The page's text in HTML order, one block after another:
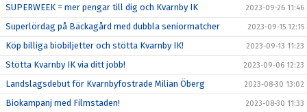
SUPERWEEK = mer pengar till dig och Kvarnby IK 2023-09-26 11:46
Superlördag på Bäckagård med dubbla seniormatcher 2023-09-15 12:15
Köp billiga biobiljetter och stötta Kvarnby IK! 2023-09-13 11:23
Stötta Kvarnby IK via ditt jobb! 2023-09-06 12:23
Landslagsdebut för Kvarnbyfostrade Milian Öberg 2023-08-30 13:02
Biokampanj med Filmstaden! 2023-08-30 11:33